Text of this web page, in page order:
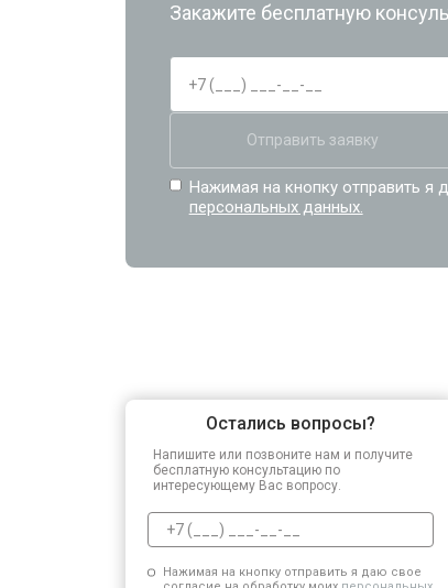
Закажите бесплатную
Отправить заявку
Нажимая на кнопку отправить я
персональных данных.
Остались вопросы?
Напишите или позвоните нам и получите
бесплатную консультацию по
интересующему Вас вопросу.
Нажимая на кнопку отправить я даю свое